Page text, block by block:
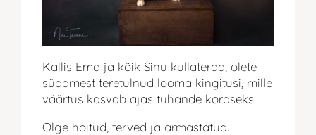
Kallis Ema ja kõik Sinu kullaterad, olete
südamest teretulnud looma kingitusi, mille
väärtus kasvab ajas tuhande kordseks!
Olge hoitud, terved ja armastatud.